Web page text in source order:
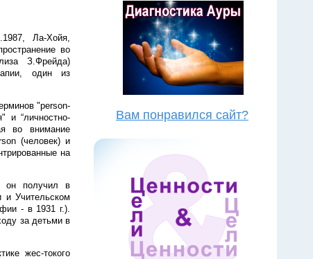
Вам понравился сайт?
Ла-Хойя,
во
З.Фрейда)
один из
"person-
и “личностно-
во внимание
(человек) и
на
он получил в
и Учительском
- в 1931 г.).
за детьми в
жес-токого